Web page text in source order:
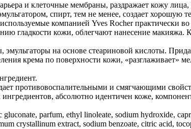
и клеточные мембраны, раздражает кожу лица,
спирт, тем не менее, создает хорошую
компанией Yves Rocher практически
гладкости кожи, облегчают нанесение макияжа.
эмульгаторы на основе стеариновой кислоты.
крема по поверхности кожи,
противовоспалительными и смягчающими
абсолютно идентичен коже,
parfum, ethyl linoleate, sodium hydroxide,
crystallinum extract, sodium benzoate, citric acid,